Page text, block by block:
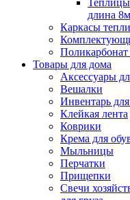
длина 8м
Каркасы
Товары для дома
Аксессуары
Вешалки
Инвентарь
Клейкая лента
Коврики
Крема для
Мыльницы
Перчатки
Прищепки
Свечи